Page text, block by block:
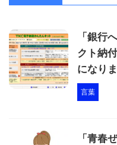
「銀行
クト納
になりま
言葉
「青春